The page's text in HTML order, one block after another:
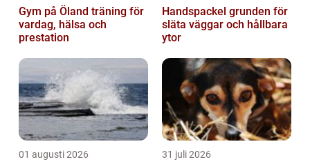
Gym på Öland träning för
vardag, hälsa och
prestation
Handspackel grunden för
släta väggar och hållbara
ytor
01 augusti 2026 31 juli 2026